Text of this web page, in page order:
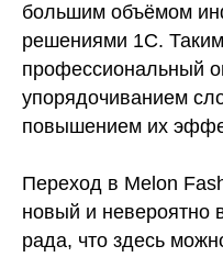
большим объёмом
решениями 1С.
профессиональный
упорядочиванием
повышением их
Переход в Melon
новый и невероятно
рада, что здесь